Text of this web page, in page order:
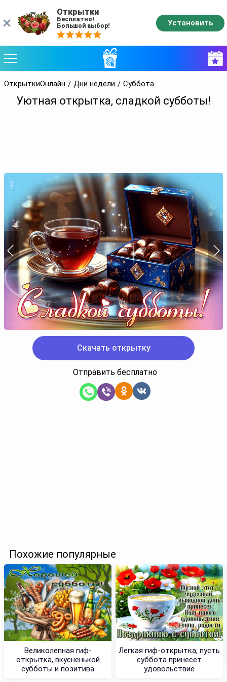
ОткрыткиОнлайн Дни недели Суббота
Уютная открытка, сладкой субботы!
Скачать открытку
Отправить бесплатно
Похожие популярные
Великолепная гиф-
открытка, вкусненькой
субботы и позитива
Легкая гиф-открытка, пусть
суббота принесет
удовольствие
Открытки
Бесплатно!
Большой выбор!
Установить